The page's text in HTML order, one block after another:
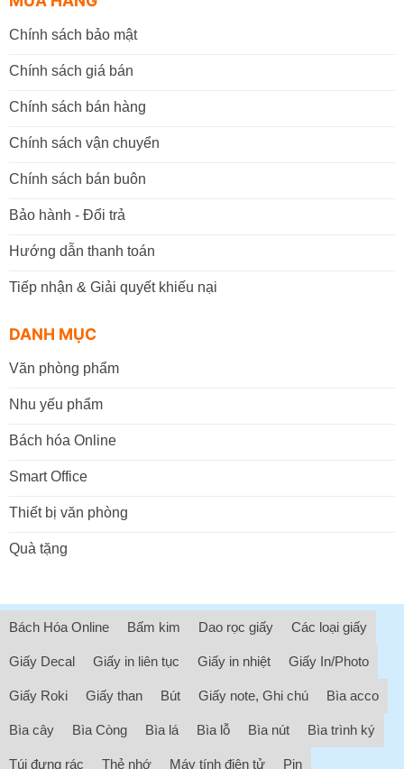
Chính sách bảo mật
Chính sách giá bán
Chính sách bán hàng
Chính sách vận chuyển
Chính sách bán buôn
Bảo hành - Đổi trả
Hướng dẫn thanh toán
Tiếp nhận & Giải quyết khiếu nại
DANH MỤC
Văn phòng phẩm
Nhu yếu phẩm
Bách hóa Online
Smart Office
Thiết bị văn phòng
Quà tặng
Bách Hóa Online Bấm kim Dao rọc giấy Các loại giấy
Giấy Decal Giấy in liên tục Giấy in nhiệt Giấy In/Photo
Giấy Roki Giấy than Bút Giấy note, Ghi chú Bìa acco
Bìa cây Bìa Còng Bìa lá Bìa lỗ Bìa nút Bìa trình ký
Túi đựng rác Thẻ nhớ Máy tính điện tử Pin